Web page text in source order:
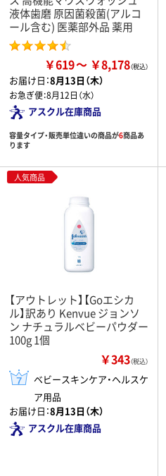
液体歯磨 原因菌殺菌(アルコ
ール含む) 医薬部外品 薬用
￥619 ￥8,178
お届け日：8月13日（木）
お急ぎ便：8月12日（水）
アスクル在庫商品
容量タイプ・販売単位違いの商品が6商品あ
ります
人気商品
【アウトレット】【Goエシカ
ル】訳あり Kenvue ジョンソ
ン ナチュラルベビーパウダー
100g 1個
￥343（税込）
ベビースキンケア・ヘルスケ
ア用品
お届け日：8月13日（木）
アスクル在庫商品